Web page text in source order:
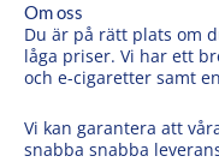
Om oss
Du är på rätt plats om
låga priser. Vi har ett
och e-cigaretter samt
Vi kan garantera att
snabba snabba